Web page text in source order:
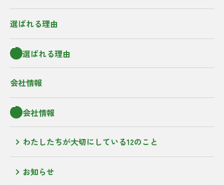
選ばれる理由
選ばれる理由
会社情報
会社情報
わたしたちが大切にしている12のこと
お知らせ